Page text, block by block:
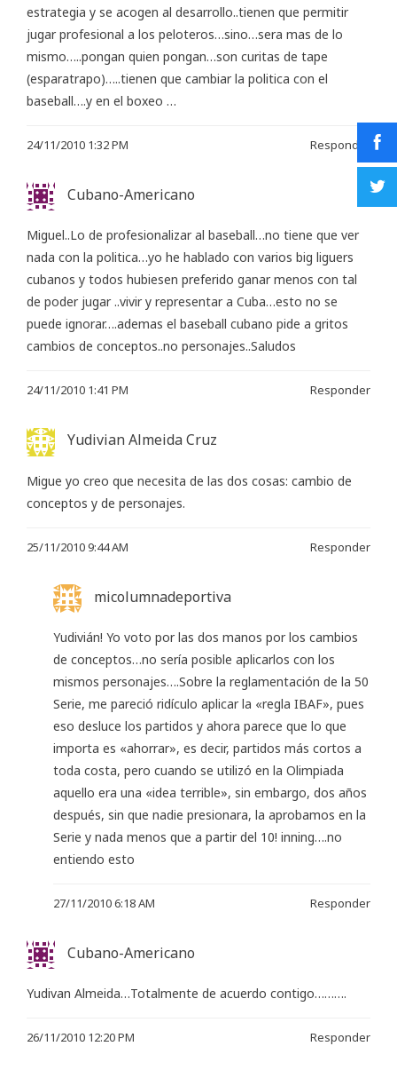
estrategia y se acogen al desarrollo..tienen que permitir
jugar profesional a los peloteros…sino…sera mas de lo
mismo…..pongan quien pongan…son curitas de tape
(esparatrapo)…..tienen que cambiar la politica con el
baseball….y en el boxeo …
24/11/2010 1:32 PM Responder
Cubano-Americano
Miguel..Lo de profesionalizar al baseball…no tiene que ver
nada con la politica…yo he hablado con varios big liguers
cubanos y todos hubiesen preferido ganar menos con tal
de poder jugar ..vivir y representar a Cuba…esto no se
puede ignorar….ademas el baseball cubano pide a gritos
cambios de conceptos..no personajes..Saludos
24/11/2010 1:41 PM Responder
Yudivian Almeida Cruz
Migue yo creo que necesita de las dos cosas: cambio de
conceptos y de personajes.
25/11/2010 9:44 AM Responder
micolumnadeportiva
Yudivián! Yo voto por las dos manos por los cambios
de conceptos…no sería posible aplicarlos con los
mismos personajes….Sobre la reglamentación de la 50
Serie, me pareció ridículo aplicar la «regla IBAF», pues
eso desluce los partidos y ahora parece que lo que
importa es «ahorrar», es decir, partidos más cortos a
toda costa, pero cuando se utilizó en la Olimpiada
aquello era una «idea terrible», sin embargo, dos años
después, sin que nadie presionara, la aprobamos en la
Serie y nada menos que a partir del 10! inning….no
entiendo esto
27/11/2010 6:18 AM Responder
Cubano-Americano
Yudivan Almeida…Totalmente de acuerdo contigo……….
26/11/2010 12:20 PM Responder